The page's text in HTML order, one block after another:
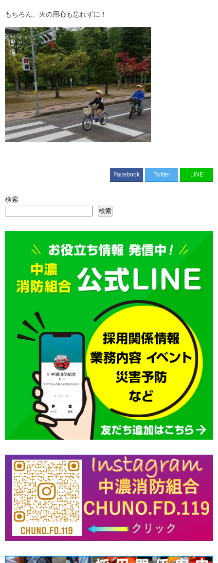
もちろん、火の用心も忘れずに！
Facebook Twitter LINE
検索
検索